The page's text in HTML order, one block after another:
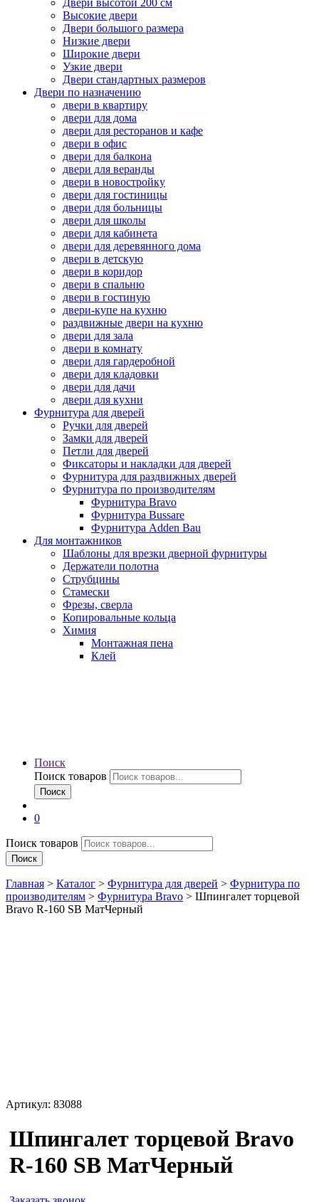
Двери высотой 200 см
Высокие двери
Двери большого размера
Низкие двери
Широкие двери
Узкие двери
Двери стандартных размеров
Двери по назначению
двери в квартиру
двери для дома
двери для ресторанов и кафе
двери в офис
двери для балкона
двери для веранды
двери в новостройку
двери для гостиницы
двери для больницы
двери для школы
двери для кабинета
двери для деревянного дома
двери в детскую
двери в коридор
двери в спальню
двери в гостиную
двери-купе на кухню
раздвижные двери на кухню
двери для зала
двери в комнату
двери для гардеробной
двери для кладовки
двери для дачи
двери для кухни
Фурнитура для дверей
Ручки для дверей
Замки для дверей
Петли для дверей
Фиксаторы и накладки для дверей
Фурнитура для раздвижных дверей
Фурнитура по производителям
Фурнитура Bravo
Фурнитура Bussare
Фурнитура Adden Bau
Для монтажников
Шаблоны для врезки дверной фурнитуры
Держатели полотна
Струбцины
Стамески
Фрезы, сверла
Копировальные кольца
Химия
Монтажная пена
Клей
Поиск
Поиск товаров
Поиск
0
Поиск товаров
Поиск
Главная > Каталог > Фурнитура для дверей > Фурнитура по
производителям > Фурнитура Bravo > Шпингалет торцевой
Bravo R-160 SB МатЧерный
Артикул: 83088
Шпингалет торцевой Bravo
R-160 SB МатЧерный